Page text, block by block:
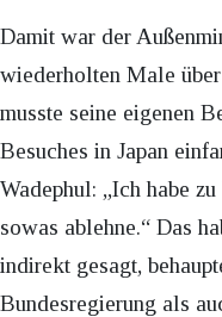
Damit war der
wiederholten Male
musste seine eigenen
Besuches in Japan
Wadephul: „Ich habe
sowas ablehne.“ Das
indirekt gesagt,
Bundesregierung als